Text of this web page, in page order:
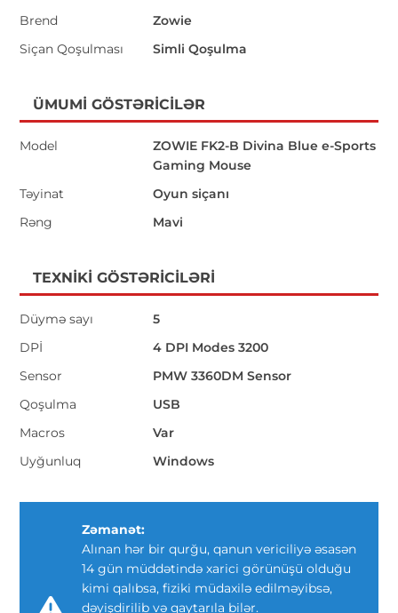
Brend
Zowie
Siçan Qoşulması
Simli Qoşulma
ÜMUMI GÖSTƏRICILƏR
Model
ZOWIE FK2-B Divina Blue e-Sports
Gaming Mouse
Təyinat
Oyun siçanı
Rəng
Mavi
TEXNIKI GÖSTƏRICILƏRI
Düymə sayı
5
DPİ
4 DPI Modes 3200
Sensor
PMW 3360DM Sensor
Qoşulma
USB
Macros
Var
Uyğunluq
Windows
Zəmanət:
Alınan hər bir qurğu, qanun vericiliyə əsasən
14 gün müddətində xarici görünüşü olduğu
kimi qalıbsa, fiziki müdaxilə edilməyibsə,
dəyişdirilib və qaytarıla bilər.